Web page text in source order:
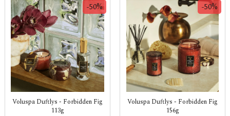
Voluspa Duftlys - Forbidden Fig
113g
-50%
Voluspa Duftlys - Forbidden Fig
156g
-50%